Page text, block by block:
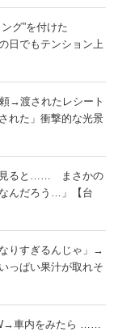
グ”を付けた
でもテンション上
→渡されたレシート
た」衝撃的な光景
見ると…… まさかの
んだろう…」【台
りすぎるんじゃ」→
ぱい果汁が取れそ
車内をみたら ……